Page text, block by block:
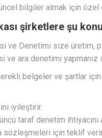
bilgiler almak için özel
şirketlere şu
ve Denetimi size üretim,
ara denetimi yapmanız
belgeler ve şartlar
iyileştirir.
taraf denetim ihtiyacını
için teklif